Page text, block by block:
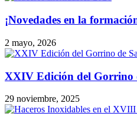
¡Novedades en la
2 mayo, 2026
XXIV Edición del Gorrino
29 noviembre, 2025